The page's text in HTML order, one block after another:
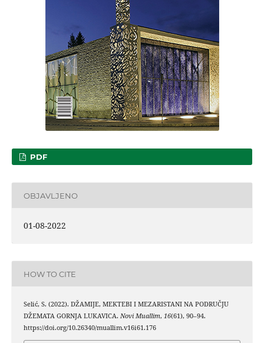
PDF
OBJAVLJENO
01-08-2022
HOW TO CITE
Selić, S. (2022). DŽAMIJE, MEKTEBI I MEZARISTANI NA PODRUČJU
DŽEMATA GORNJA LUKAVICA. Novi Muallim, 16(61), 90–94.
https://doi.org/10.26340/muallim.v16i61.176